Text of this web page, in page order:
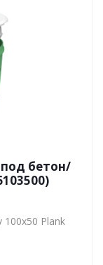
бетон/
100х50 Plank